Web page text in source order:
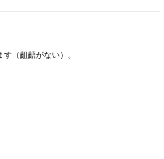
（齟齬がない）。